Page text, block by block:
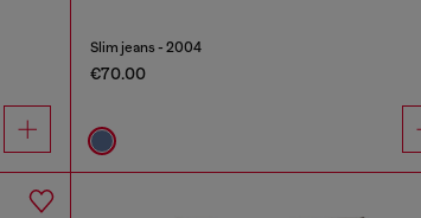
Slim jeans - 2004
€70.00